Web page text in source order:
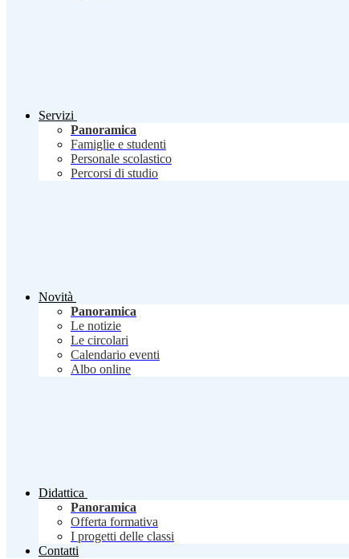
Servizi
Panoramica
Famiglie e studenti
Personale scolastico
Percorsi di studio
Novità
Panoramica
Le notizie
Le circolari
Calendario eventi
Albo online
Didattica
Panoramica
Offerta formativa
I progetti delle classi
Contatti